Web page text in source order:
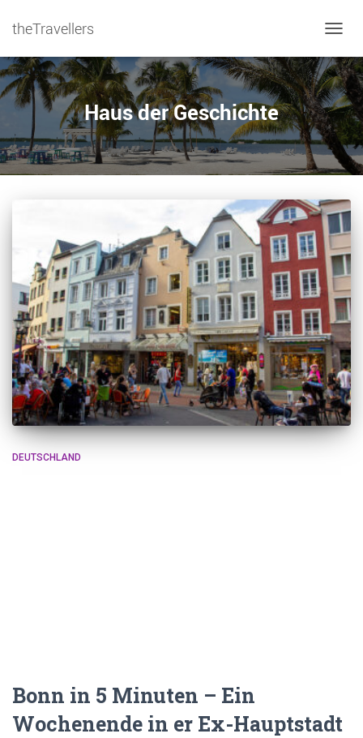
theTravellers
Haus der Geschichte
DEUTSCHLAND
Bonn in 5 Minuten – Ein
Wochenende in er Ex-Hauptstadt